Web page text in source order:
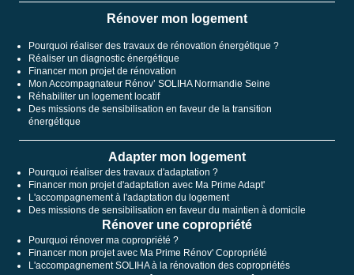
Rénover mon logement
Pourquoi réaliser des travaux de rénovation énergétique ?
Réaliser un diagnostic énergétique
Financer mon projet de rénovation
Mon Accompagnateur Rénov’ SOLIHA Normandie Seine
Réhabiliter un logement locatif
Des missions de sensibilisation en faveur de la transition
énergétique
Adapter mon logement
Pourquoi réaliser des travaux d'adaptation ?
Financer mon projet d'adaptation avec Ma Prime Adapt'
L'accompagnement à l'adaptation du logement
Des missions de sensibilisation en faveur du maintien à domicile
Rénover une copropriété
Pourquoi rénover ma copropriété ?
Financer mon projet avec Ma Prime Rénov' Copropriété
L'accompagnement SOLIHA à la rénovation des copropriétés